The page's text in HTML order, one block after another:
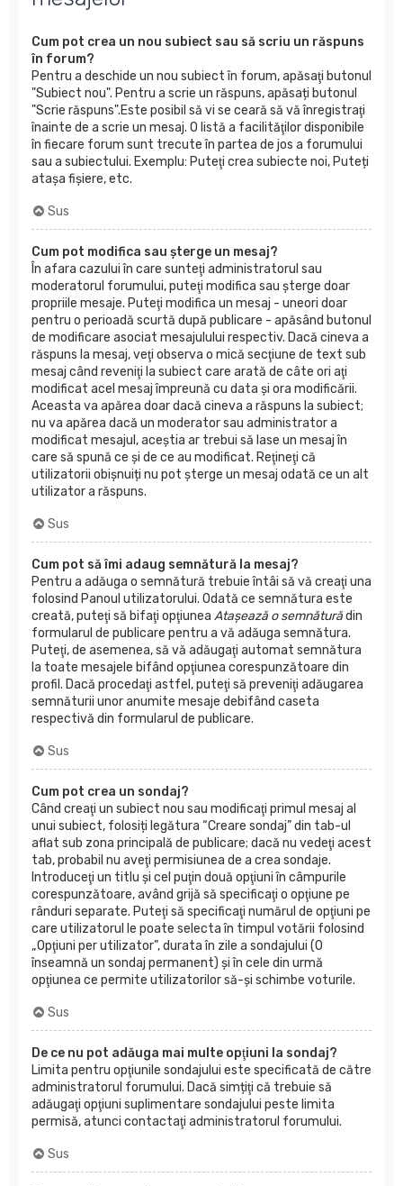
Cum pot crea un nou subiect sau să scriu un răspuns
în forum?
Pentru a deschide un nou subiect în forum, apăsaţi butonul
"Subiect nou". Pentru a scrie un răspuns, apăsați butonul
"Scrie răspuns".Este posibil să vi se ceară să vă înregistraţi
înainte de a scrie un mesaj. O listă a facilităţilor disponibile
în fiecare forum sunt trecute în partea de jos a forumului
sau a subiectului. Exemplu: Puteţi crea subiecte noi, Puteți
atașa fișiere, etc.
Sus
Cum pot modifica sau şterge un mesaj?
În afara cazului în care sunteţi administratorul sau
moderatorul forumului, puteţi modifica sau şterge doar
propriile mesaje. Puteţi modifica un mesaj - uneori doar
pentru o perioadă scurtă după publicare - apăsând butonul
de modificare asociat mesajulului respectiv. Dacă cineva a
răspuns la mesaj, veţi observa o mică secţiune de text sub
mesaj când reveniţi la subiect care arată de câte ori aţi
modificat acel mesaj împreună cu data şi ora modificării.
Aceasta va apărea doar dacă cineva a răspuns la subiect;
nu va apărea dacă un moderator sau administrator a
modificat mesajul, aceştia ar trebui să lase un mesaj în
care să spună ce şi de ce au modificat. Reţineţi că
utilizatorii obișnuiți nu pot şterge un mesaj odată ce un alt
utilizator a răspuns.
Sus
Cum pot să îmi adaug semnătură la mesaj?
Pentru a adăuga o semnătură trebuie întâi să vă creaţi una
folosind Panoul utilizatorului. Odată ce semnătura este
creată, puteţi să bifaţi opţiunea Ataşează o semnăturădin
formularul de publicare pentru a vă adăuga semnătura.
Puteţi, de asemenea, să vă adăugaţi automat semnătura
la toate mesajele bifând opţiunea corespunzătoare din
profil. Dacă procedaţi astfel, puteţi să preveniţi adăugarea
semnăturii unor anumite mesaje debifând caseta
respectivă din formularul de publicare.
Sus
Cum pot crea un sondaj?
Când creaţi un subiect nou sau modificaţi primul mesaj al
unui subiect, folosiți legătura “Creare sondaj” din tab-ul
aflat sub zona principală de publicare; dacă nu vedeţi acest
tab, probabil nu aveţi permisiunea de a crea sondaje.
Introduceţi un titlu şi cel puţin două opţiuni în câmpurile
corespunzătoare, având grijă să specificaţi o opţiune pe
rânduri separate. Puteţi să specificaţi numărul de opţiuni pe
care utilizatorul le poate selecta în timpul votării folosind
„Opţiuni per utilizator”, durata în zile a sondajului (0
înseamnă un sondaj permanent) şi în cele din urmă
opţiunea ce permite utilizatorilor să-şi schimbe voturile.
Sus
De ce nu pot adăuga mai multe opţiuni la sondaj?
Limita pentru opţiunile sondajului este specificată de către
administratorul forumului. Dacă simțiţi că trebuie să
adăugaţi opţiuni suplimentare sondajului peste limita
permisă, atunci contactaţi administratorul forumului.
Sus